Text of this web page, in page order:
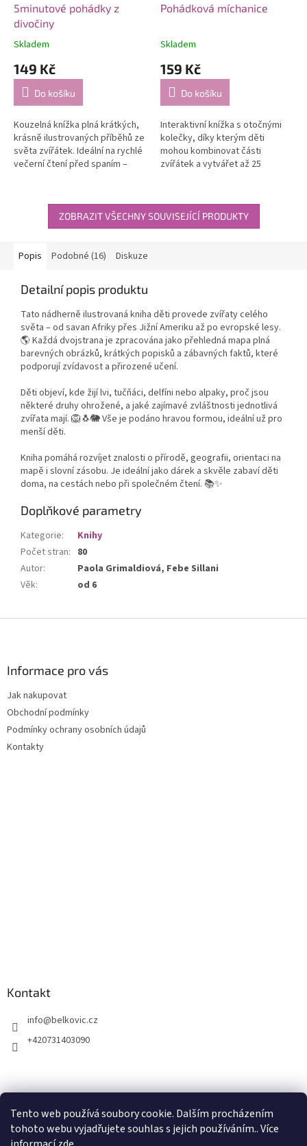
Tento web používá soubory cookie. Dalším procházením
tohoto webu vyjadřujete souhlas s jejich používáním.. Více
5minutové pohádky z
divočiny
Skladem
149 Kč
Do košíku
Kouzelná knížka plná krátkých,
krásně ilustrovaných příběhů ze
světa zvířátek. Ideální na rychlé
večerní čtení před spaním –
Pohádková míchanice
Skladem
159 Kč
Do košíku
Interaktivní knížka s otočnými
kolečky, díky kterým děti
mohou kombinovat části
zvířátek a vytvářet až 25
ilustrace a...
ZOBRAZIT VŠECHNY SOUVISEJÍCÍ PRODUKTY
Popis Podobné (16) Diskuze
Detailní popis produktu
Tato nádherně ilustrovaná kniha děti provede zvířaty celého
světa – od savan Afriky přes Jižní Ameriku až po evropské lesy.
🌎 Každá dvojstrana je zpracována jako přehledná mapa plná
barevných obrázků, krátkých popisků a zábavných faktů, které
podporují zvídavost a přirozené učení.
Děti objeví, kde žijí lvi, tučňáci, delfíni nebo alpaky, proč jsou
některé druhy ohrožené, a jaké zajímavé zvláštnosti jednotlivá
zvířata mají. 🦁🐧🐘 Vše je podáno hravou formou, ideální už pro
menší děti.
Kniha pomáhá rozvíjet znalosti o přírodě, geografii, orientaci na
mapě i slovní zásobu. Je ideální jako dárek a skvěle zabaví děti
doma, na cestách nebo při společném čtení. 📚✨
Doplňkové parametry
Kategorie:
Knihy
Počet stran: 80
Autor:
Paola Grimaldiová, Febe Sillani
Věk: od 6
Informace pro vás
Jak nakupovat
Obchodní podmínky
Podmínky ochrany osobních údajů
Kontakty
Kontakt
info@belkovic.cz
+420731403090